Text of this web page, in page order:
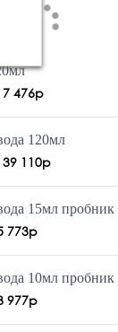
7 476р
120мл
39 110р
15мл пробник
773р
10мл пробник
977р